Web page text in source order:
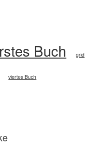
Buch grid
viertes Buch